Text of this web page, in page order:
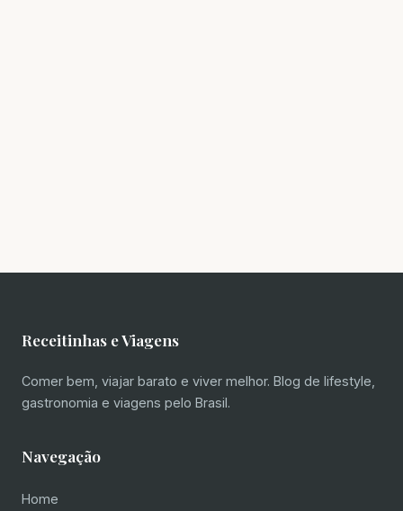
Receitinhas e Viagens
Comer bem, viajar barato e viver melhor. Blog de lifestyle,
gastronomia e viagens pelo Brasil.
Navegação
Home